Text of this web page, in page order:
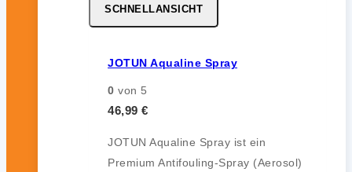
SCHNELLANSICHT
JOTUN Aqualine Spray
0 von 5
46,99 €
JOTUN Aqualine Spray ist ein
Premium Antifouling-Spray (Aerosol)